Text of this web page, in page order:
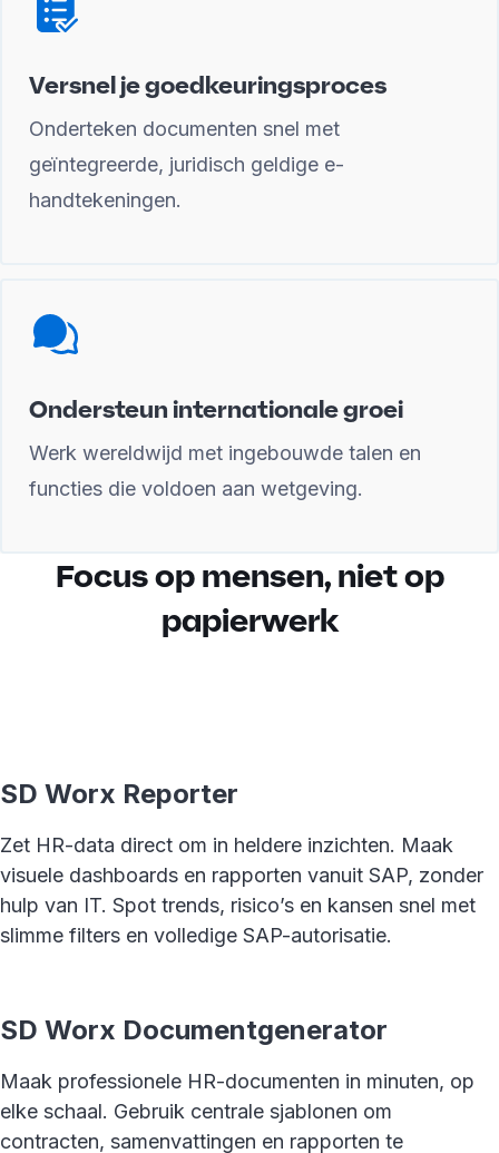
Versnel je goedkeuringsproces
Onderteken documenten snel met
geïntegreerde, juridisch geldige e-
handtekeningen.
Ondersteun internationale groei
Werk wereldwijd met ingebouwde talen en
functies die voldoen aan wetgeving.
Focus op mensen, niet op
papierwerk
SD Worx Reporter
Zet HR-data direct om in heldere inzichten. Maak
visuele dashboards en rapporten vanuit SAP, zonder
hulp van IT. Spot trends, risico’s en kansen snel met
slimme filters en volledige SAP-autorisatie.
SD Worx Documentgenerator
Maak professionele HR-documenten in minuten, op
elke schaal. Gebruik centrale sjablonen om
contracten, samenvattingen en rapporten te